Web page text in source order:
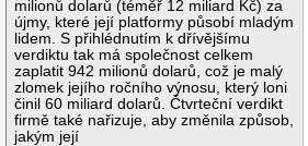
milionů dolarů (téměř 12 miliard Kč) za
újmy, které její platformy působí mladým
lidem. S přihlédnutím k dřívějšímu
verdiktu tak má společnost celkem
zaplatit 942 milionů dolarů, což je malý
zlomek jejího ročního výnosu, který loni
činil 60 miliard dolarů. Čtvrteční verdikt
firmě také nařizuje, aby změnila způsob,
jakým její